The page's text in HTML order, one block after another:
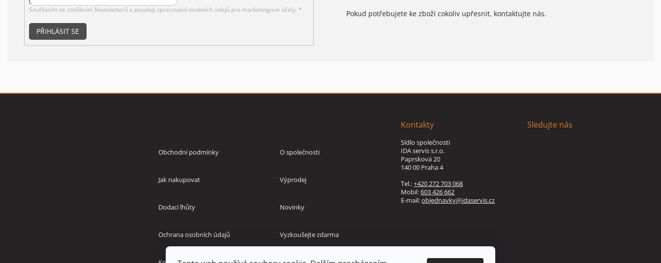
Souhlasím se zasíláním Newsletterů a povoluji zpracování osobních údajů pro marketingové účely. *
PŘIHLÁSIT SE
Pokud potřebujete ke zboží cokoliv upřesnit, kontaktujte nás.
Z
Obchodní podmínky
Jak nakupovat
Dodací lhůty
Ochrana osobních údajů
O společnosti
Výprodej
Novinky
Vyzkoušejte zdarma
Kontakty
Sídlo společnosti
IDA servis s.r.o.
Paprsková 20
140 00 Praha 4
Tel.:+420 272 703 068
Mobil:603 426 662
E-mail:objednavky@idaservis.cz
Sledujte nás